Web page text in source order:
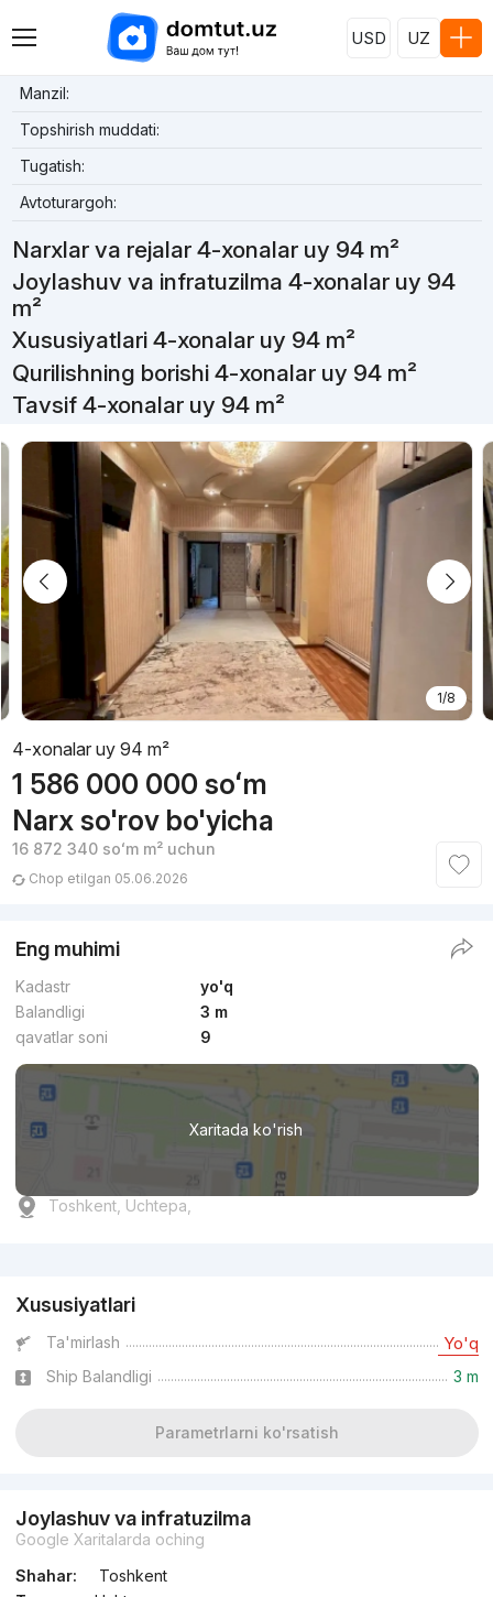
USD UZ
Manzil:
Topshirish muddati:
Tugatish:
Avtoturargoh:
Narxlar va rejalar 4-xonalar uy 94 m²
Joylashuv va infratuzilma 4-xonalar uy 94
m²
Xususiyatlari 4-xonalar uy 94 m²
Qurilishning borishi 4-xonalar uy 94 m²
Tavsif 4-xonalar uy 94 m²
1/8
4-xonalar uy 94 m²
1 586 000 000 soʻm
Narx so'rov bo'yicha
16 872 340 soʻmm² uchun
Chop etilgan 05.06.2026
Eng muhimi
Kadastr
yo'q
Balandligi
3 m
qavatlar soni
9
Xaritada ko'rish
Toshkent, Uchtepa,
Xususiyatlari
Ta'mirlash Yo'q
Ship Balandligi 3 m
Parametrlarni ko'rsatish
Joylashuv va infratuzilma
Google Xaritalarda oching
Shahar:
Toshkent